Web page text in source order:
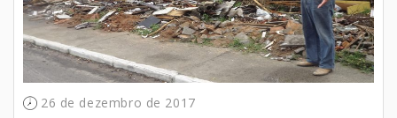
26 de dezembro de 2017